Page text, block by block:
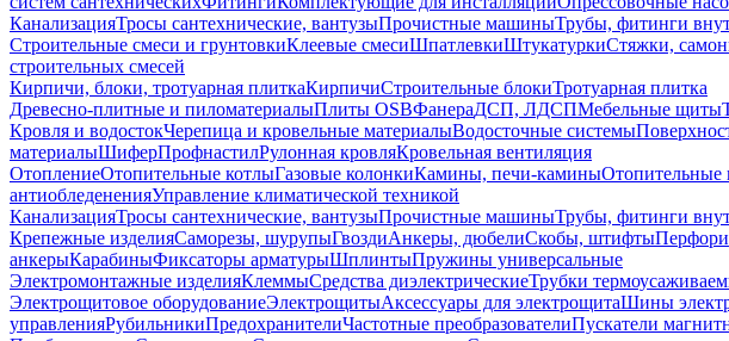
КанализацияТросы сантехнические, вантузыПрочистные машиныТрубы, фитинги
Строительные смеси и грунтовкиКлеевые смесиШпатлевкиШтукатуркиСтяжки,
строительных смесей
Кирпичи, блоки, тротуарная плиткаКирпичиСтроительные блокиТротуарная плитка
Древесно-плитные и пиломатериалыПлиты OSBФанераДСП, ЛДСПМебельные щиты
Кровля и водостокЧерепица и кровельные материалыВодосточные системы
материалыШиферПрофнастилРулонная кровляКровельная вентиляция
ОтоплениеОтопительные котлыГазовые колонкиКамины, печи-каминыОтопительные
антиобледененияУправление климатической техникой
КанализацияТросы сантехнические, вантузыПрочистные машиныТрубы, фитинги
Крепежные изделияСаморезы, шурупыГвоздиАнкеры, дюбелиСкобы, штифты
анкерыКарабиныФиксаторы арматурыШплинтыПружины универсальные
Электромонтажные изделияКлеммыСредства диэлектрическиеТрубки
Электрощитовое оборудованиеЭлектрощитыАксессуары для электрощитаШины
управленияРубильникиПредохранителиЧастотные преобразователиПускатели